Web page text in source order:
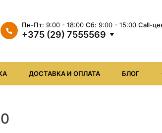
Пн-Пт: 9:00 - 18:00 Сб: 9:00 - 15:00 Сall-
+375 (29) 7555569
+375 (17) XXX
ДОСТАВКА И ОПЛАТА БЛОГ